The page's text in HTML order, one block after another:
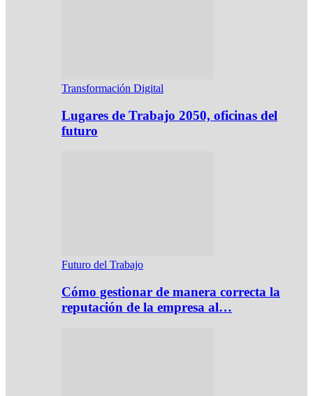
Transformación Digital
Lugares de Trabajo 2050, oficinas del
futuro
Futuro del Trabajo
Cómo gestionar de manera correcta la
reputación de la empresa al…